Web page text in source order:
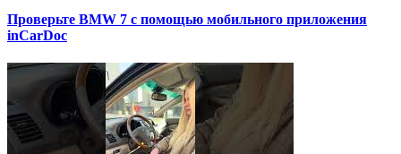
Проверьте BMW 7 с помощью мобильного приложения
inCarDoc